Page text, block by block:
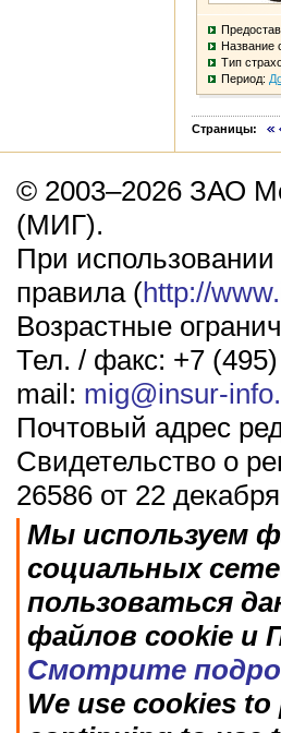
Название
Тип
Период:
Страницы:
© 2003–2026 ЗАО
(МИГ).
При
правила (http://
Возрастные
Тел. / факс: +7
mail: mig@insur-
Почтовый адрес
Свидетельство о
26586 от 22
Мы используем
социальных
пользоваться
файлов cookie и
Смотрите
We use cookies